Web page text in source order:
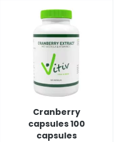
Cranberry
capsules 100
capsules